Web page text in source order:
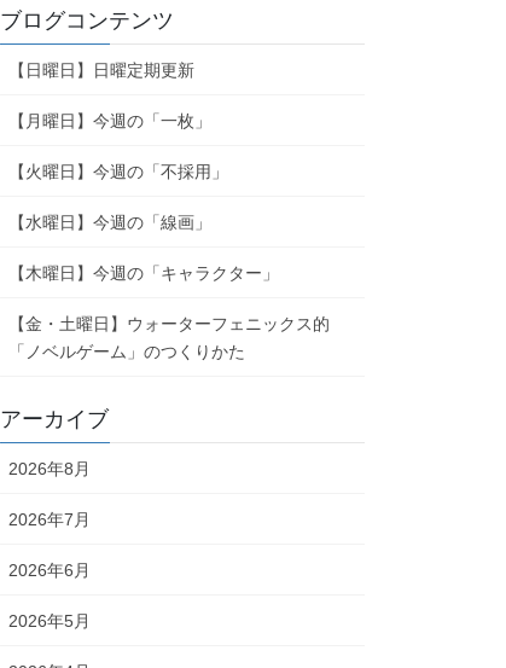
ブログコンテンツ
【日曜日】日曜定期更新
【月曜日】今週の「一枚」
【火曜日】今週の「不採用」
【水曜日】今週の「線画」
【木曜日】今週の「キャラクター」
【金・土曜日】ウォーターフェニックス的
「ノベルゲーム」のつくりかた
アーカイブ
2026年8月
2026年7月
2026年6月
2026年5月